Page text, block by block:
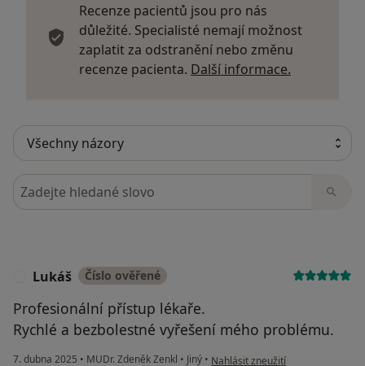
Recenze pacientů jsou pro nás
důležité. Specialisté nemají možnost
zaplatit za odstranění nebo změnu
recenze pacienta. Další informace.
Hledejte v názorech
Lukáš Číslo ověřené
Profesionální přístup lékaře.
Rychlé a bezbolestné vyřešení mého problému.
7. dubna 2025 • MUDr. Zdeněk Zenkl • Jiný • podle názoru uživatele Lukáš
Nahlásit zneužití